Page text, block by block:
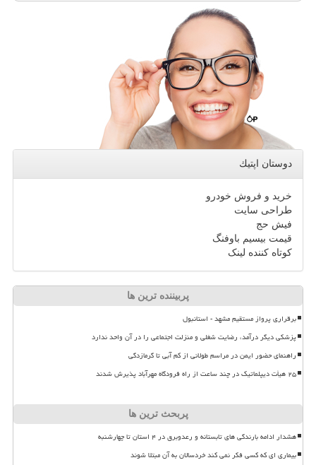
دوستان اپتیك
خرید و فروش خودرو
طراحی سایت
فیش حج
قیمت بیسیم باوفنگ
کوتاه کننده لینک
پربیننده ترین ها
برقراری پرواز مستقیم مشهد - استانبول
پزشکی دیگر درآمد، رضایت شغلی و منزلت اجتماعی را در آن واحد ندارد
راهنمای حضور ایمن در مراسم طولانی از کم آبی تا گرمازدگی
۲۵ هیأت دیپلماتیک در چند ساعت از راه فرودگاه مهرآباد پذیرش شدند
پربحث ترین ها
هشدار ادامه بارندگی های تابستانه و رعدوبرق در ۴ استان تا چهارشنبه
بیماری ای که کسی فکر نمی کند خردسالان به آن مبتلا شوند